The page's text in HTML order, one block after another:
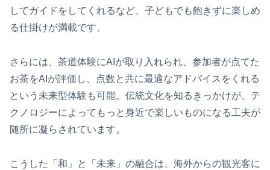
してガイドをしてくれるなど、子どもでも飽きずに楽しめ
る仕掛けが満載です。
さらには、茶道体験にAIが取り入れられ、参加者が点てた
お茶をAIが評価し、点数と共に最適なアドバイスをくれる
という未来型体験も可能。伝統文化を知るきっかけが、テ
クノロジーによってもっと身近で楽しいものになる工夫が
随所に凝らされています。
こうした「和」と「未来」の融合は、海外からの観光客に